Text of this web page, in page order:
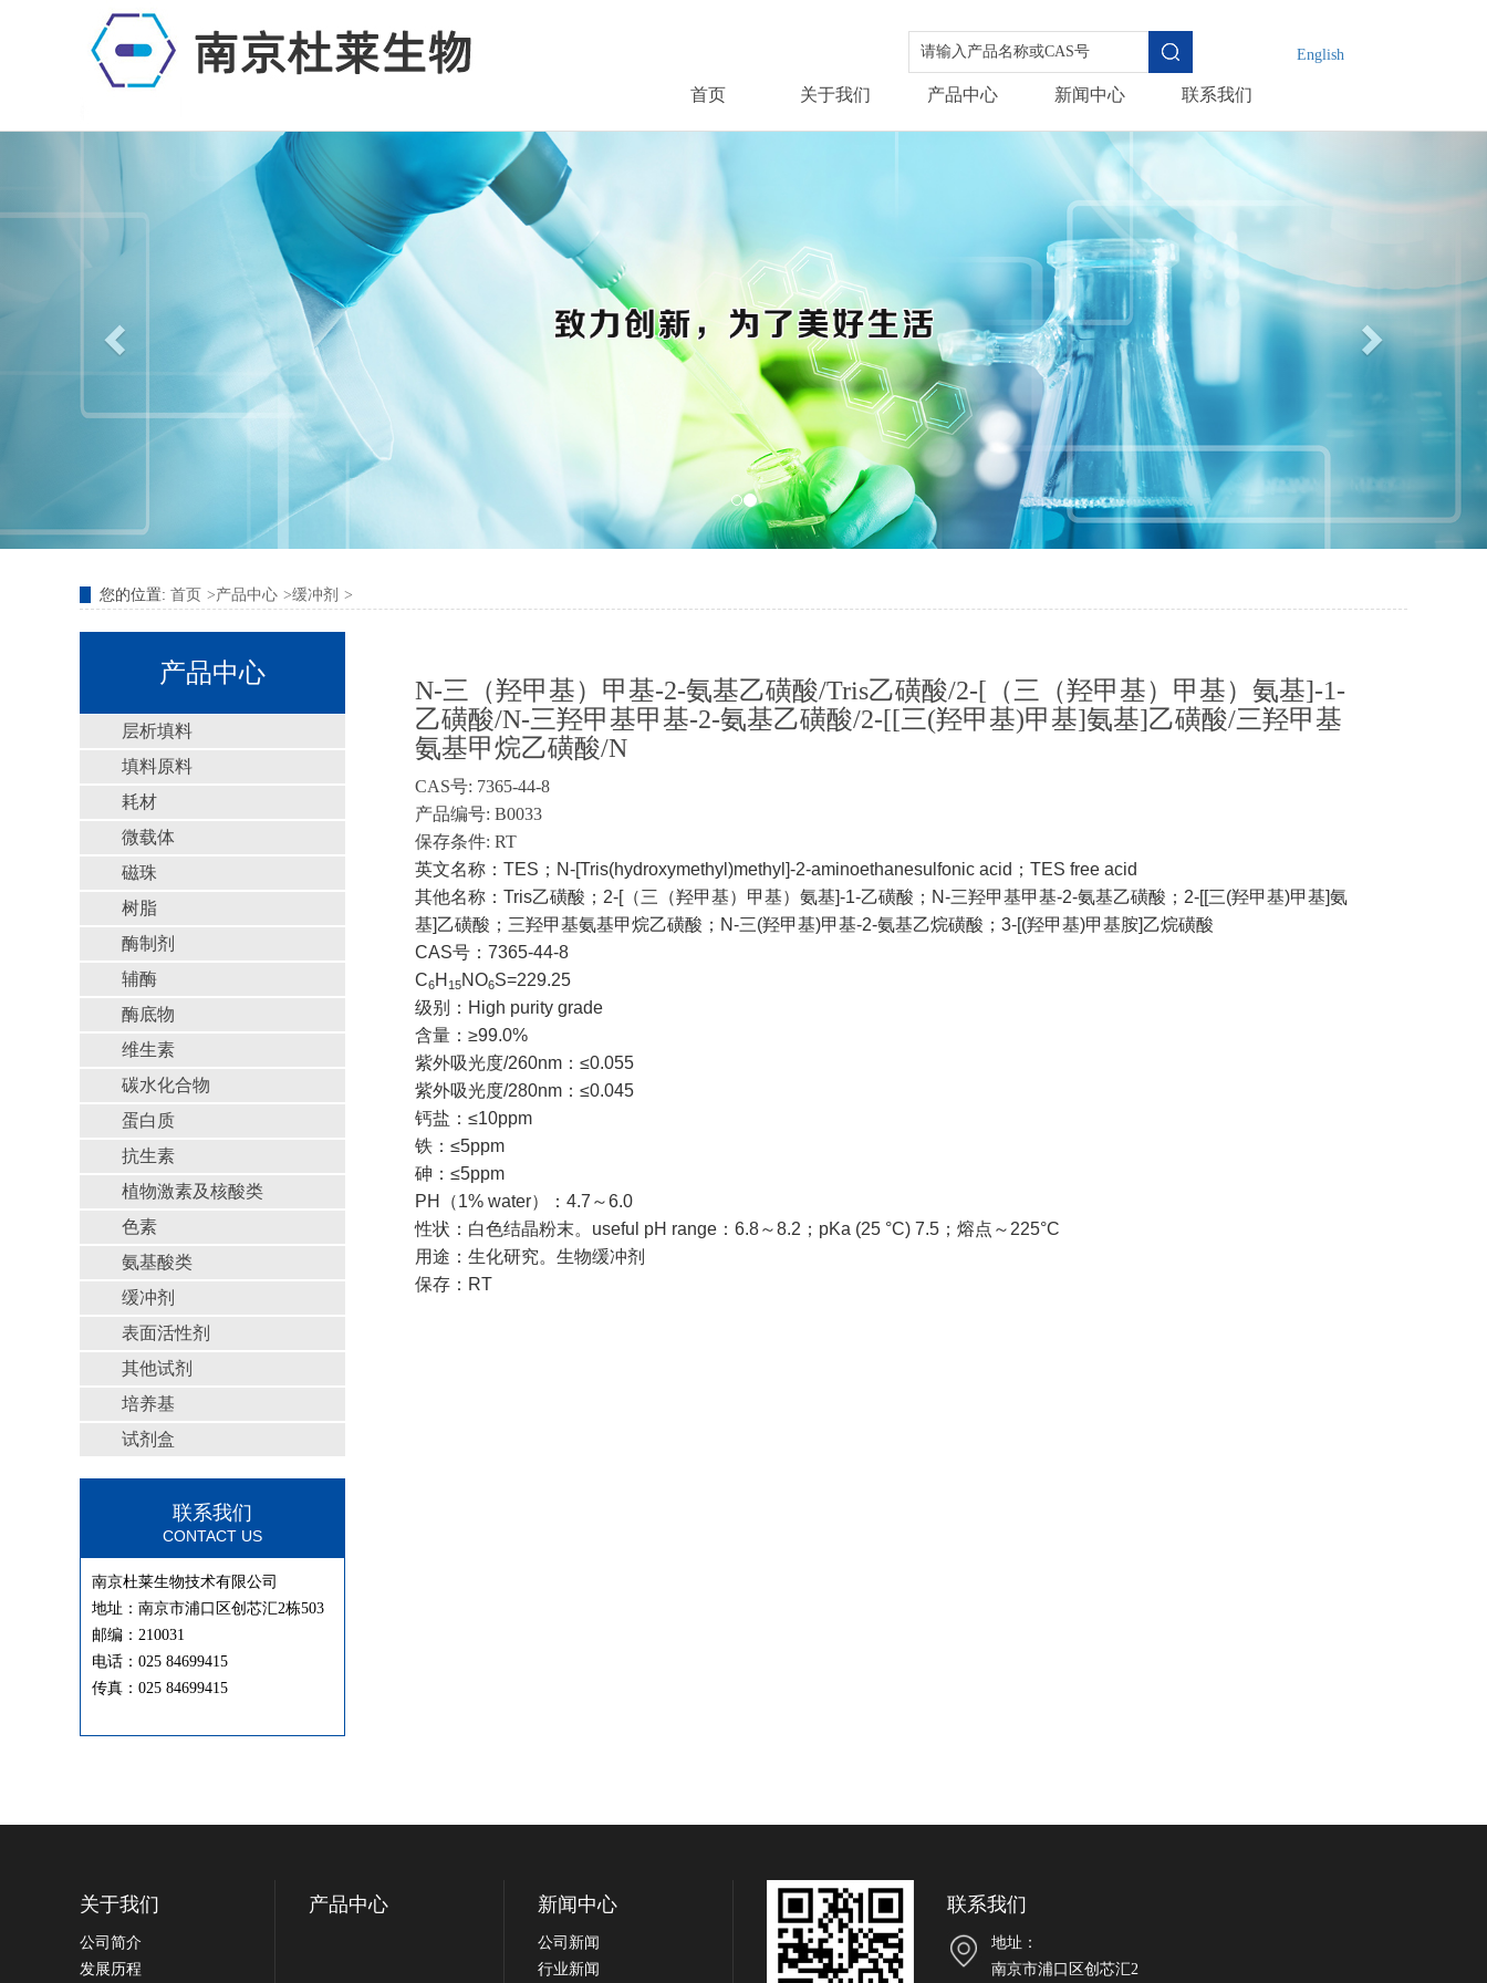
English
首页 关于我们 产品中心 新闻中心 联系我们
您的位置: 首页 产品中心 缓冲剂
产品中心
层析填料
填料原料
耗材
微载体
磁珠
树脂
酶制剂
辅酶
酶底物
维生素
碳水化合物
蛋白质
抗生素
植物激素及核酸类
色素
氨基酸类
缓冲剂
表面活性剂
其他试剂
培养基
试剂盒
联系我们
CONTACT US
南京杜莱生物技术有限公司
地址：南京市浦口区创芯汇2栋503
邮编：210031
电话：025 84699415
传真：025 84699415
N-三（羟甲基）甲基-2-氨基乙磺酸/Tris乙磺酸/2-[（三（羟甲基）甲基）氨基]-1-
乙磺酸/N-三羟甲基甲基-2-氨基乙磺酸/2-[[三(羟甲基)甲基]氨基]乙磺酸/三羟甲基
氨基甲烷乙磺酸/N
CAS号: 7365-44-8
产品编号: B0033
保存条件: RT
英文名称：TES；N-[Tris(hydroxymethyl)methyl]-2-aminoethanesulfonic acid；TES free acid
其他名称：Tris乙磺酸；2-[（三（羟甲基）甲基）氨基]-1-乙磺酸；N-三羟甲基甲基-2-氨基乙磺酸；2-[[三(羟甲基)甲基]氨
基]乙磺酸；三羟甲基氨基甲烷乙磺酸；N-三(羟甲基)甲基-2-氨基乙烷磺酸；3-[(羟甲基)甲基胺]乙烷磺酸
CAS号：7365-44-8
C6H 15NO6S=229.25
级别：High purity grade
含量：≥99.0%
紫外吸光度/260nm：≤0.055
紫外吸光度/280nm：≤0.045
钙盐：≤10ppm
铁：≤5ppm
砷：≤5ppm
PH（1% water）：4.7～6.0
性状：白色结晶粉末。useful pH range：6.8～8.2；pKa (25 °C) 7.5；熔点～225°C
用途：生化研究。生物缓冲剂
保存：RT
关于我们
公司简介
发展历程
产品中心 新闻中心
公司新闻
行业新闻
联系我们
地址：
南京市浦口区创芯汇2